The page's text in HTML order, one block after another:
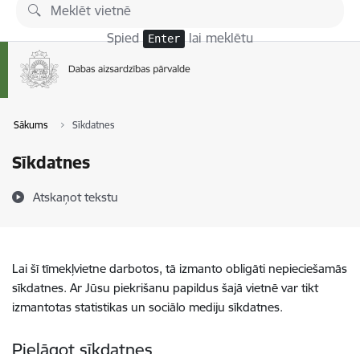
Pāriet uz lapas saturu
Spied Enter lai meklētu
Sākums Sīkdatnes
Sīkdatnes
Atskaņot tekstu
Lai šī tīmekļvietne darbotos, tā izmanto obligāti nepieciešamās
sīkdatnes. Ar Jūsu piekrišanu papildus šajā vietnē var tikt
izmantotas statistikas un sociālo mediju sīkdatnes.
Pielāgot sīkdatnes